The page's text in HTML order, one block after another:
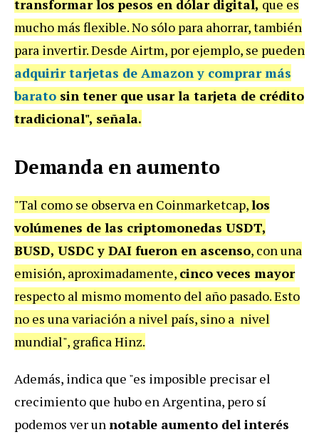
transformar los pesos en dólar digital, que es
mucho más flexible. No sólo para ahorrar, también
para invertir. Desde Airtm, por ejemplo, se pueden
adquirir tarjetas de Amazon y comprar más
barato sin tener que usar la tarjeta de crédito
tradicional", señala.
Demanda en aumento
"Tal como se observa en Coinmarketcap,los
volúmenes de las criptomonedas USDT,
BUSD, USDC y DAI fueron en ascenso, con una
emisión, aproximadamente, cinco veces mayor
respecto al mismo momento del año pasado. Esto
no es una variación a nivel país, sino a nivel
mundial", grafica Hinz.
Además, indica que "es imposible precisar el
crecimiento que hubo en Argentina, pero sí
podemos ver unnotable aumento del interés